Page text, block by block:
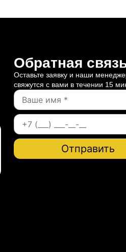
Обратная
Оставьте заявку и наши
свяжутся с вами в течении 15